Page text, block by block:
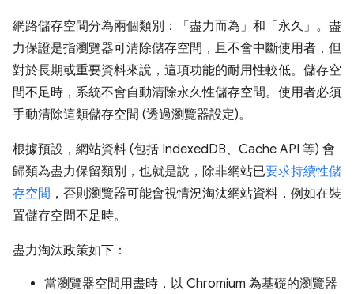
網路儲存空間分為兩個類別：「盡力而為」和「永久」。盡
力保證是指瀏覽器可清除儲存空間，且不會中斷使用者，但
對於長期或重要資料來說，這項功能的耐用性較低。儲存空
間不足時，系統不會自動清除永久性儲存空間。使用者必須
手動清除這類儲存空間 (透過瀏覽器設定)。
根據預設，網站資料 (包括 IndexedDB、Cache API 等) 會
歸類為盡力保留類別，也就是說，除非網站已要求持續性儲
存空間 ，否則瀏覽器可能會視情況淘汰網站資料，例如在裝
置儲存空間不足時。
盡力淘汰政策如下：
當瀏覽器空間用盡時，以 Chromium 為基礎的瀏覽器